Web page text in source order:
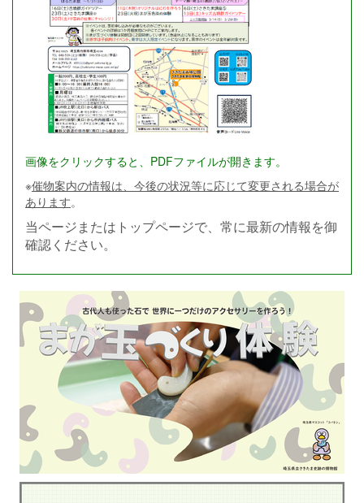
画像をクリックすると、PDFファイルが開きます。
※催物案内の情報は、今後の状況等に応じて変更される場合が
あります。
当ページまたはトップページで、常に最新の情報を御
確認ください。